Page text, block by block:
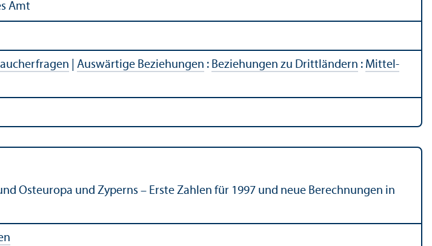
Amt
Auswärtige Beziehungen : Beziehungen zu Drittländern : Mittel-
Osteuropa und Zyperns – Erste Zahlen für 1997 und neue Berechnungen in